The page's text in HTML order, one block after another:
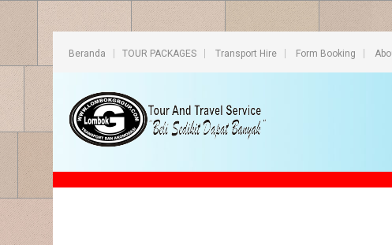
Beranda TOUR PACKAGES Transport Hire Form Booking